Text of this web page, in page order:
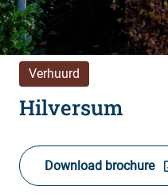
Verhuurd
Hilversum
Download brochure